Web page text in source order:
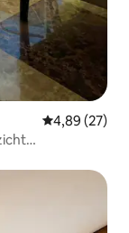
Gemiddelde
4,89 (27)